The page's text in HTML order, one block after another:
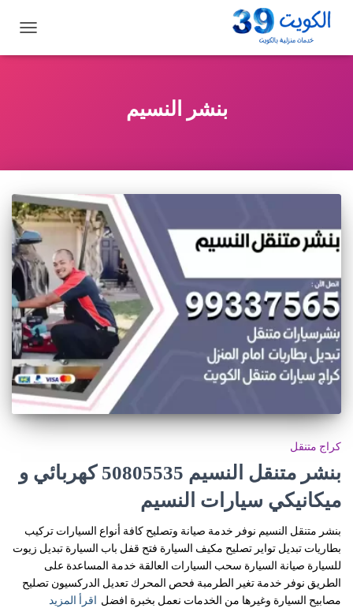
التنقل
بنشر النسيم
كراج متنقل
بنشر متنقل النسيم 50805535‬ كهربائي و
ميكانيكي سيارات النسيم
بنشر متنقل النسيم نوفر خدمة صيانة وتصليح كافة أنواع السيارات تركيب
بطاريات تبديل تواير تصليح مكيف السيارة فتح قفل باب السيارة تبديل زيوت
للسيارة صيانة السيارة سحب السيارات العالقة خدمة المساعدة على
الطريق نوفر خدمة تغير الطرمبة فحص المحرك تعديل الدركسيون تصليح
مصابيح السيارة وغيرها من الخدمات نعمل بخبرة افضل اقرأ المزيد